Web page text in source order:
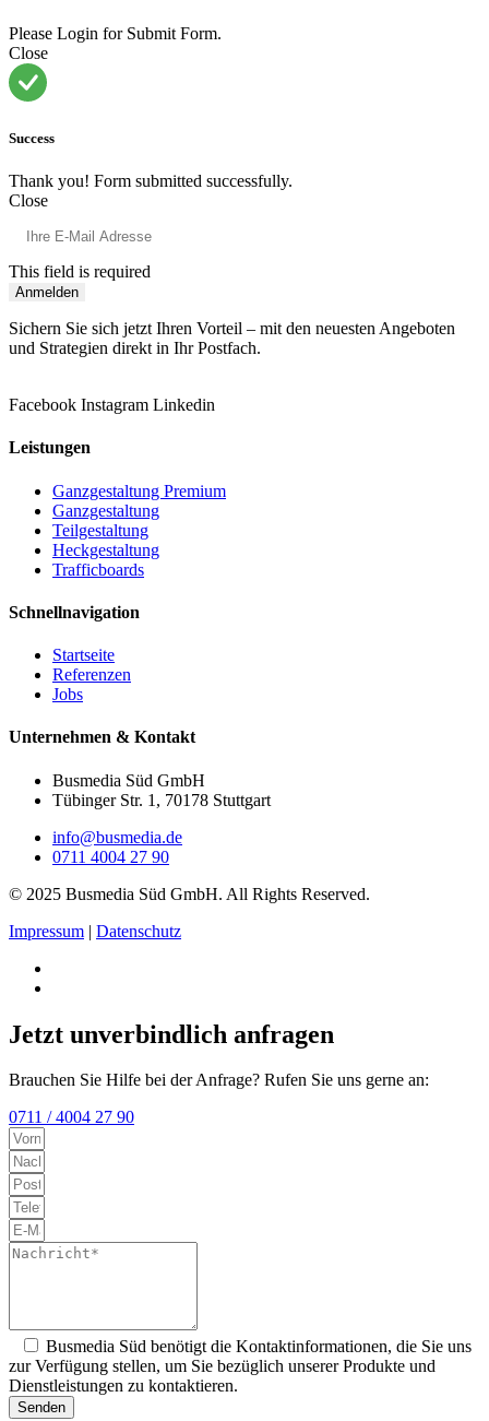
Please Login for Submit Form.
Close
Success
Thank you! Form submitted successfully.
Close
This field is required
Anmelden
Sichern Sie sich jetzt Ihren Vorteil – mit den neuesten Angeboten
und Strategien direkt in Ihr Postfach.
Facebook Instagram Linkedin
Leistungen
Ganzgestaltung Premium
Ganzgestaltung
Teilgestaltung
Heckgestaltung
Trafficboards
Schnellnavigation
Startseite
Referenzen
Jobs
Unternehmen & Kontakt
Busmedia Süd GmbH
Tübinger Str. 1, 70178 Stuttgart
info@busmedia.de
0711 4004 27 90
© 2025 Busmedia Süd GmbH. All Rights Reserved.
Impressum | Datenschutz
Jetzt unverbindlich anfragen
Brauchen Sie Hilfe bei der Anfrage? Rufen Sie uns gerne an:
0711 / 4004 27 90
Busmedia Süd benötigt die Kontaktinformationen, die Sie uns
zur Verfügung stellen, um Sie bezüglich unserer Produkte und
Dienstleistungen zu kontaktieren.
Senden